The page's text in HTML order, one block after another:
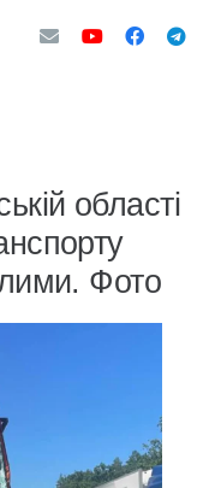
області
Фото